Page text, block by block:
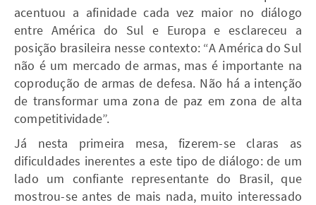
acentuou a afinidade cada vez maior no diálogo
entre América do Sul e Europa e esclareceu a
posição brasileira nesse contexto: “A América do Sul
não é um mercado de armas, mas é importante na
coprodução de armas de defesa. Não há a intenção
de transformar uma zona de paz em zona de alta
competitividade”.
Já nesta primeira mesa, fizerem-se claras as
dificuldades inerentes a este tipo de diálogo: de um
lado um confiante representante do Brasil, que
mostrou-se antes de mais nada, muito interessado